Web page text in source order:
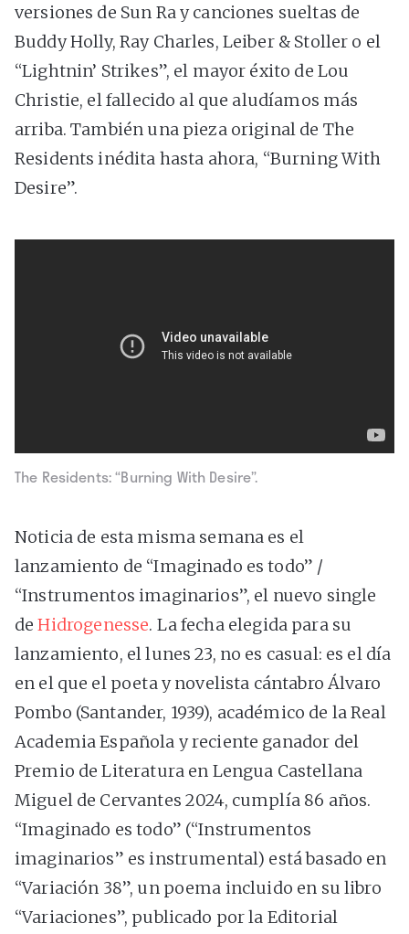
versiones de Sun Ra y canciones sueltas de
Buddy Holly, Ray Charles, Leiber & Stoller o el
“Lightnin’ Strikes”, el mayor éxito de Lou
Christie, el fallecido al que aludíamos más
arriba. También una pieza original de The
Residents inédita hasta ahora, “Burning With
Desire”.
The Residents: “Burning With Desire”.
Noticia de esta misma semana es el
lanzamiento de “Imaginado es todo” /
“Instrumentos imaginarios”, el nuevo single
deHidrogenesse. La fecha elegida para su
lanzamiento, el lunes 23, no es casual: es el día
en el que el poeta y novelista cántabro Álvaro
Pombo (Santander, 1939), académico de la Real
Academia Española y reciente ganador del
Premio de Literatura en Lengua Castellana
Miguel de Cervantes 2024, cumplía 86 años.
“Imaginado es todo” (“Instrumentos
imaginarios” es instrumental) está basado en
“Variación 38”, un poema incluido en su libro
“Variaciones”, publicado por la Editorial